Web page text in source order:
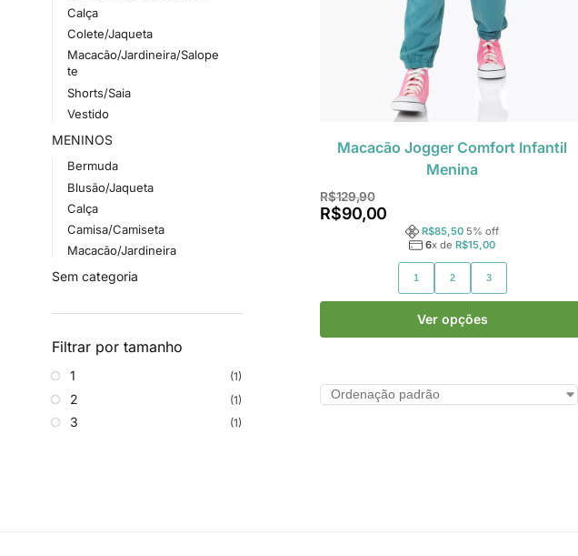
Macacão Jogger Comfort Infantil
Menina
R$129,90
R$90,00
R$85,50 5% off
6x deR$15,00
1 2 3
Ver opções
Calça
Colete/Jaqueta
Macacão/Jardineira/Salope
te
Shorts/Saia
Vestido
MENINOS
Bermuda
Blusão/Jaqueta
Calça
Camisa/Camiseta
Macacão/Jardineira
Sem categoria
Filtrar por tamanho
1 (1)
2 (1)
3 (1)